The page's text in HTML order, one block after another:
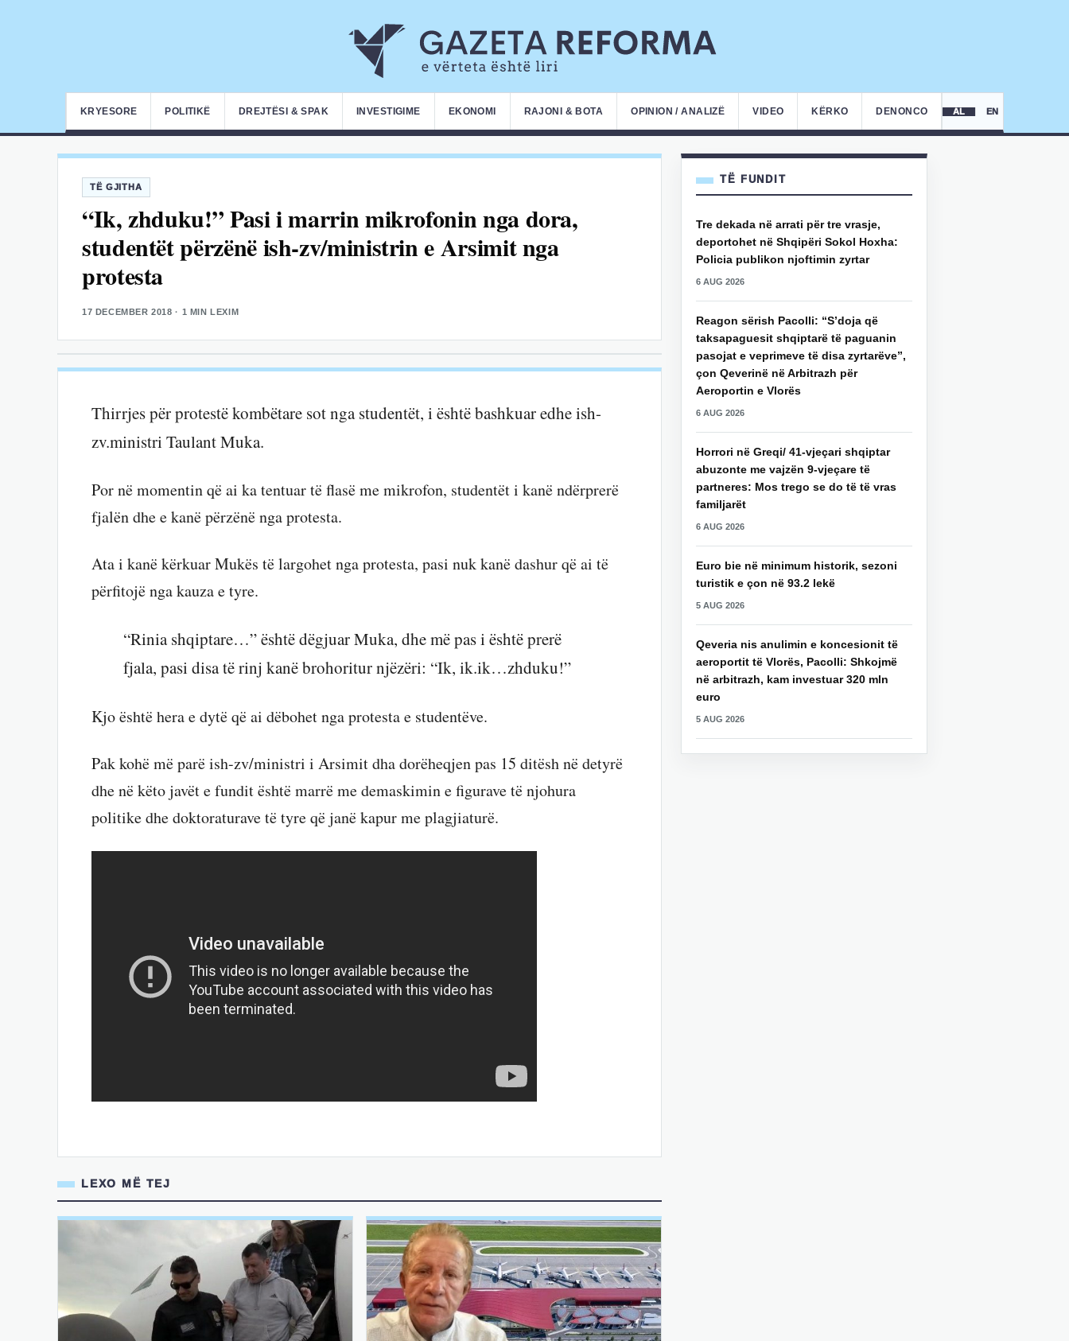
KRYESORE POLITIKË DREJTËSI & SPAK INVESTIGIME EKONOMI RAJONI & BOTA OPINION / ANALIZË VIDEO KËRKO DENONCO AL EN
TË GJITHA
“Ik, zhduku!” Pasi i marrin mikrofonin nga dora,
studentët përzënë ish-zv/ministrin e Arsimit nga
protesta
17 DECEMBER 2018 · 1 MIN LEXIM
Thirrjes për protestë kombëtare sot nga studentët, i është bashkuar edhe ish-
zv.ministri Taulant Muka.
Por në momentin që ai ka tentuar të flasë me mikrofon, studentët i kanë ndërprerë
fjalën dhe e kanë përzënë nga protesta.
Ata i kanë kërkuar Mukës të largohet nga protesta, pasi nuk kanë dashur që ai të
përfitojë nga kauza e tyre.
“Rinia shqiptare…” është dëgjuar Muka, dhe më pas i është prerë
fjala, pasi disa të rinj kanë brohoritur njëzëri: “Ik, ik.ik…zhduku!”
Kjo është hera e dytë që ai dëbohet nga protesta e studentëve.
Pak kohë më parë ish-zv/ministri i Arsimit dha dorëheqjen pas 15 ditësh në detyrë
dhe në këto javët e fundit është marrë me demaskimin e figurave të njohura
politike dhe doktoraturave të tyre që janë kapur me plagjiaturë.
LEXO MË TEJ
TË FUNDIT
Tre dekada në arrati për tre vrasje,
deportohet në Shqipëri Sokol Hoxha:
Policia publikon njoftimin zyrtar
6 AUG 2026
Reagon sërish Pacolli: “S’doja që
taksapaguesit shqiptarë të paguanin
pasojat e veprimeve të disa zyrtarëve”,
çon Qeverinë në Arbitrazh për
Aeroportin e Vlorës
6 AUG 2026
Horrori në Greqi/ 41-vjeçari shqiptar
abuzonte me vajzën 9-vjeçare të
partneres: Mos trego se do të të vras
familjarët
6 AUG 2026
Euro bie në minimum historik, sezoni
turistik e çon në 93.2 lekë
5 AUG 2026
Qeveria nis anulimin e koncesionit të
aeroportit të Vlorës, Pacolli: Shkojmë
në arbitrazh, kam investuar 320 mln
euro
5 AUG 2026